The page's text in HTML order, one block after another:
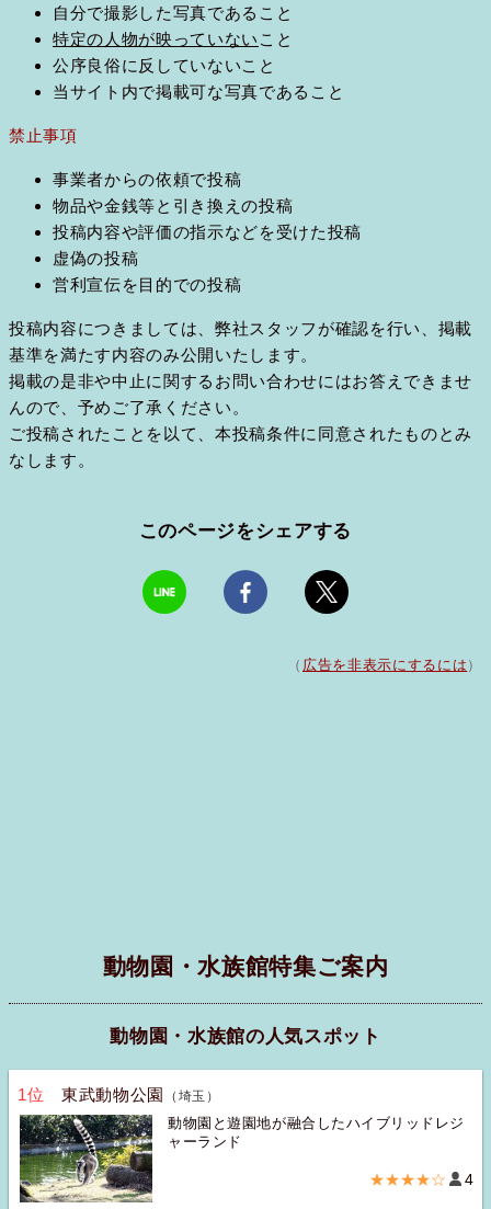
自分で撮影した写真であること
特定の人物が映っていない こと
公序良俗に反していないこと
当サイト内で掲載可な写真であること
禁止事項
事業者からの依頼で投稿
物品や金銭等と引き換えの投稿
投稿内容や評価の指示などを受けた投稿
虚偽の投稿
営利宣伝を目的での投稿
投稿内容につきましては、弊社スタッフが確認を行い、掲載
基準を満たす内容のみ公開いたします。
掲載の是非や中止に関するお問い合わせにはお答えできませ
んので、予めご了承ください。
ご投稿されたことを以て、本投稿条件に同意されたものとみ
なします。
このページをシェアする
（ 広告を非表示にするには ）
動物園・水族館特集ご案内
動物園・水族館の人気スポット
1位 東武動物公園
（埼玉）
動物園と遊園地が融合したハイブリッドレジ
ャーランド
★★★★☆ 4